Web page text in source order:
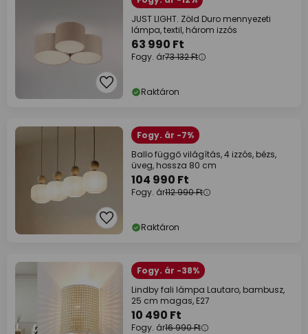
JUST LIGHT. Zöld Duro mennyezeti
lámpa, textil, három izzós
63 990 Ft
Fogy. ár73 132 Ft
Raktáron
Fogy. ár -7%
Ballo függő világítás, 4 izzós, bézs,
üveg, hossza 80 cm
104 990 Ft
Fogy. ár112 990 Ft
Raktáron
Fogy. ár -38%
Lindby fali lámpa Lautaro, bambusz,
25 cm magas, E27
10 490 Ft
Fogy. ár16 990 Ft